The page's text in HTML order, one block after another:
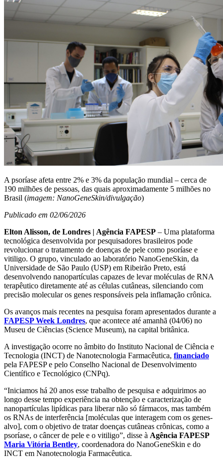
A psoríase afeta entre 2% e 3% da população mundial – cerca de
190 milhões de pessoas, das quais aproximadamente 5 milhões no
Brasil (imagem: NanoGeneSkin/divulgação)
Publicado em 02/06/2026
Elton Alisson, de Londres | Agência FAPESP – Uma plataforma
tecnológica desenvolvida por pesquisadores brasileiros pode
revolucionar o tratamento de doenças de pele como psoríase e
vitiligo. O grupo, vinculado ao laboratório NanoGeneSkin, da
Universidade de São Paulo (USP) em Ribeirão Preto, está
desenvolvendo nanopartículas capazes de levar moléculas de RNA
terapêutico diretamente até as células cutâneas, silenciando com
precisão molecular os genes responsáveis pela inflamação crônica.
Os avanços mais recentes na pesquisa foram apresentados durante a
FAPESP Week Londres, que acontece até amanhã (04/06) no
Museu de Ciências (Science Museum), na capital britânica.
A investigação ocorre no âmbito do Instituto Nacional de Ciência e
Tecnologia (INCT) de Nanotecnologia Farmacêutica, financiado
pela FAPESP e pelo Conselho Nacional de Desenvolvimento
Científico e Tecnológico (CNPq).
“Iniciamos há 20 anos esse trabalho de pesquisa e adquirimos ao
longo desse tempo experiência na obtenção e caracterização de
nanopartículas lipídicas para liberar não só fármacos, mas também
os RNAs de interferência [moléculas que interagem com os genes-
alvo], com o objetivo de tratar doenças cutâneas crônicas, como a
psoríase, o câncer de pele e o vitiligo”, disse à Agência FAPESP
Maria Vitória Bentley, coordenadora do NanoGeneSkin e do
INCT em Nanotecnologia Farmacêutica.